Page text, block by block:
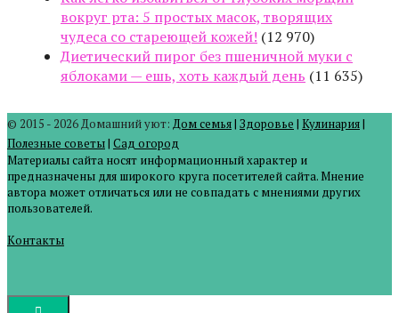
вокруг рта: 5 простых масок, творящих
чудеса со стареющей кожей! (12 970)
Диетический пирог без пшеничной муки с
яблоками — ешь, хоть каждый день (11 635)
© 2015 - 2026 Домашний уют: Дом семья| Здоровье | Кулинария|
Полезные советы| Сад огород
Материалы сайта носят информационный характер и
предназначены для широкого круга посетителей сайта. Мнение
автора может отличаться или не совпадать с мнениями других
пользователей.
Контакты